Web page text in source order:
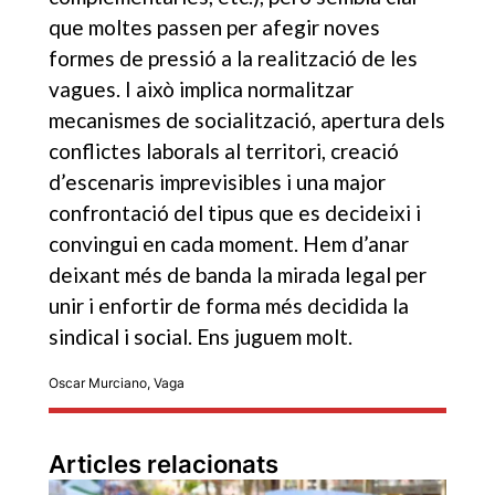
que moltes passen per afegir noves
formes de pressió a la realització de les
vagues. I això implica normalitzar
mecanismes de socialització, apertura dels
conflictes laborals al territori, creació
d’escenaris imprevisibles i una major
confrontació del tipus que es decideixi i
convingui en cada moment. Hem d’anar
deixant més de banda la mirada legal per
unir i enfortir de forma més decidida la
sindical i social. Ens juguem molt.
Oscar Murciano,Vaga
Articles relacionats